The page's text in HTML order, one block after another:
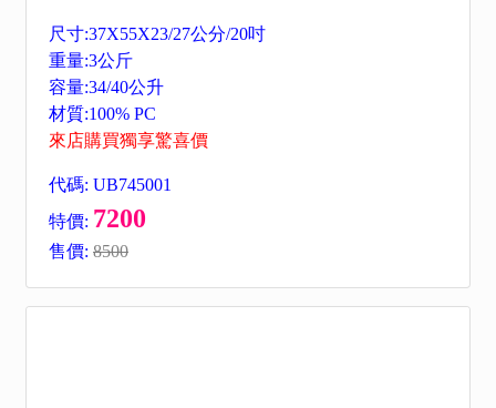
尺寸:37X55X23/27公分/20吋
重量:3公斤
容量:34/40公升
材質:100% PC
來店購買獨享驚喜價
代碼: UB745001
特價: 7200
售價: 8500